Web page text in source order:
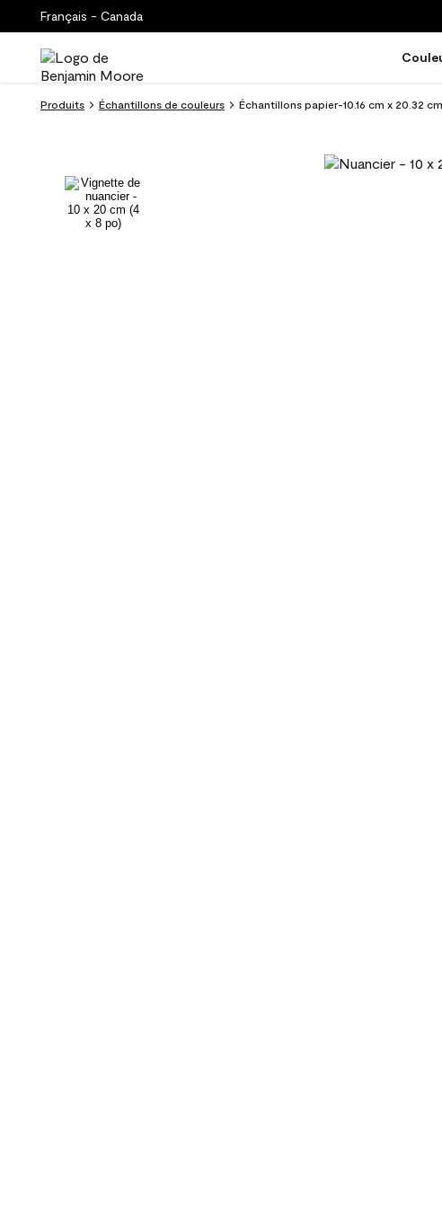
Français - Canada
Produits Échantillons de couleurs Échantillons papier-10.16 cm x 20.32